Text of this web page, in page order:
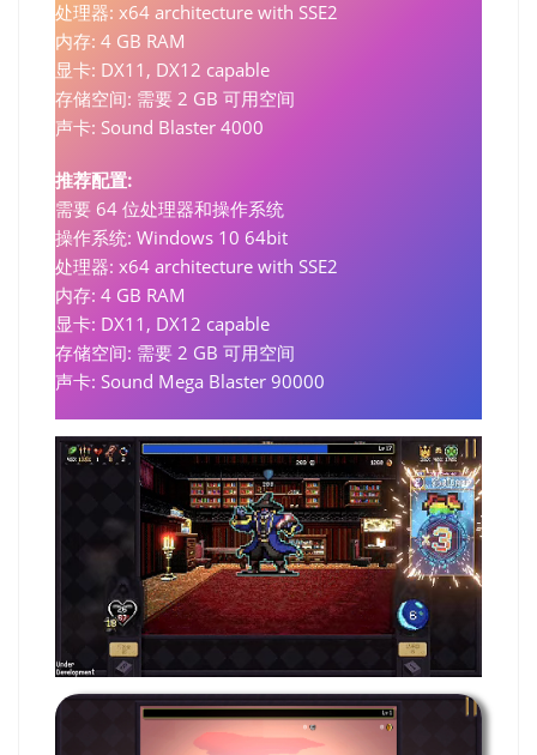
处理器: x64 architecture with SSE2
内存: 4 GB RAM
显卡: DX11, DX12 capable
存储空间: 需要 2 GB 可用空间
声卡: Sound Blaster 4000
推荐配置:
需要 64 位处理器和操作系统
操作系统: Windows 10 64bit
处理器: x64 architecture with SSE2
内存: 4 GB RAM
显卡: DX11, DX12 capable
存储空间: 需要 2 GB 可用空间
声卡: Sound Mega Blaster 90000